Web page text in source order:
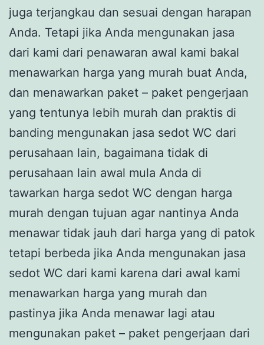
juga terjangkau dan sesuai dengan harapan
Anda. Tetapi jika Anda mengunakan jasa
dari kami dari penawaran awal kami bakal
menawarkan harga yang murah buat Anda,
dan menawarkan paket – paket pengerjaan
yang tentunya lebih murah dan praktis di
banding mengunakan jasa sedot WC dari
perusahaan lain, bagaimana tidak di
perusahaan lain awal mula Anda di
tawarkan harga sedot WC dengan harga
murah dengan tujuan agar nantinya Anda
menawar tidak jauh dari harga yang di patok
tetapi berbeda jika Anda mengunakan jasa
sedot WC dari kami karena dari awal kami
menawarkan harga yang murah dan
pastinya jika Anda menawar lagi atau
mengunakan paket – paket pengerjaan dari